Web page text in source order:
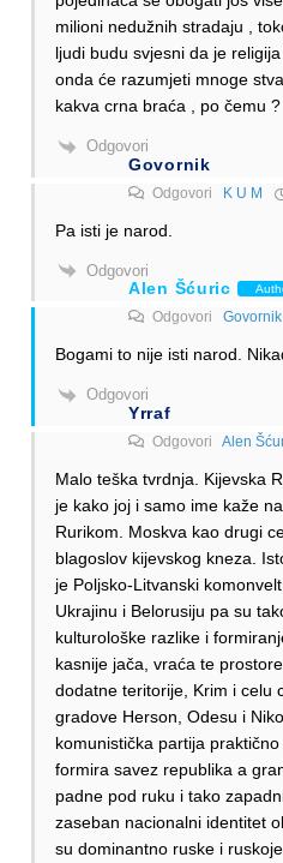
milioni nedužnih stradaju ,
ljudi budu svjesni da je
onda će razumjeti mnoge
kakva crna braća , po čemu ?
Odgovori
Govornik
Odgovori K U M
Pa isti je narod.
Odgovori
Alen Šćuric
Odgovori Govornik
Bogami to nije isti narod.
Odgovori
Yrraf
Odgovori Alen
Malo teška tvrdnja. Kijevska
je kako joj i samo ime kaže
Rurikom. Moskva kao drugi
blagoslov kijevskog kneza.
je Poljsko-Litvanski
Ukrajinu i Belorusiju pa su
kulturološke razlike i
kasnije jača, vraća te
dodatne teritorije, Krim i celu
gradove Herson, Odesu i
komunistička partija
formira savez republika a
padne pod ruku i tako
zaseban nacionalni identitet
su dominantno ruske i